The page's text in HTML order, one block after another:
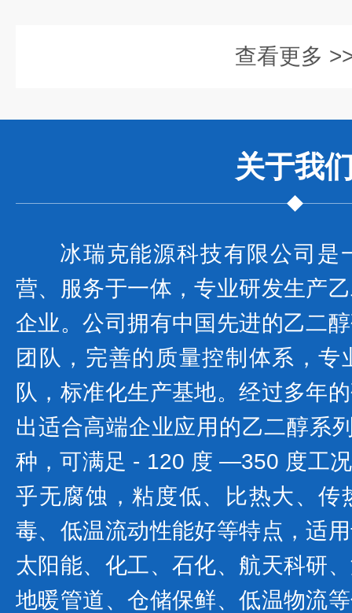
查看更多
关于我
冰瑞克能源科技有限公司是
营、服务于一体，专业研发生产
企业。公司拥有中国先进的乙二
团队，完善的质量控制体系，
队，标准化生产基地。经过多年
出适合高端企业应用的乙二醇系
种，可满足 - 120 度 —350 度工
乎无腐蚀，粘度低、比热大、传
毒、低温流动性能好等特点，适
太阳能、化工、石化、航天科研
地暖管道、仓储保鲜、低温物流